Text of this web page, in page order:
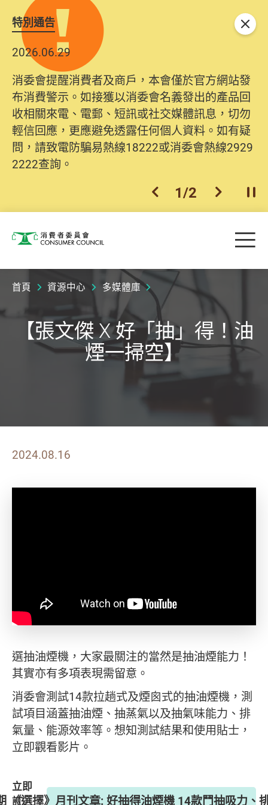
特別通告
2026.06.29
消委會提醒消費者及商戶，本會僅於官方網站發
布消費警示。如接獲以消委會名義發出的產品回
收相關來電、電郵、短訊或社交媒體訊息，切勿
輕信回應，更應避免透露任何個人資料。如有疑
問，請致電防騙易熱線18222或消委會熱線2929
2222查詢。
上一個
1/2 下一個開
關閉
消費者委員會 目
首頁 資源中心 多媒體庫
【張文傑 X 好「抽」得！油
煙一掃空】
2024.08.16
選抽油煙機，大家最關注的當然是抽油煙能力！
其實亦有多項表現需留意。
消委會測試14款拉趟式及煙囪式的抽油煙機，測
試項目涵蓋抽油煙、抽蒸氣以及抽氣味能力、排
氣量、能源效率等。想知測試結果和使用貼士，
立即觀看影片。
立即
訂
《選擇》月刊文章: 好抽得油煙機 14款鬥抽吸力、